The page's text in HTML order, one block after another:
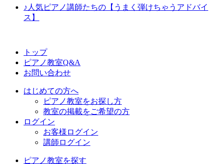
♪人気ピアノ講師たちの【うまく弾けちゃうアドバイ
ス】
トップ
ピアノ教室Q&A
お問い合わせ
はじめての方へ
ピアノ教室をお探し方
教室の掲載をご希望の方
ログイン
お客様ログイン
講師ログイン
ピアノ教室を探す